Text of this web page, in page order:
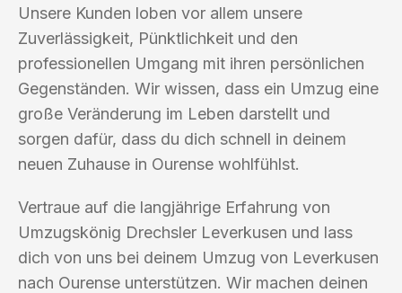
Unsere Kunden loben vor allem unsere
Zuverlässigkeit, Pünktlichkeit und den
professionellen Umgang mit ihren persönlichen
Gegenständen. Wir wissen, dass ein Umzug eine
große Veränderung im Leben darstellt und
sorgen dafür, dass du dich schnell in deinem
neuen Zuhause in Ourense wohlfühlst.
Vertraue auf die langjährige Erfahrung von
Umzugskönig Drechsler Leverkusen und lass
dich von uns bei deinem Umzug von Leverkusen
nach Ourense unterstützen. Wir machen deinen